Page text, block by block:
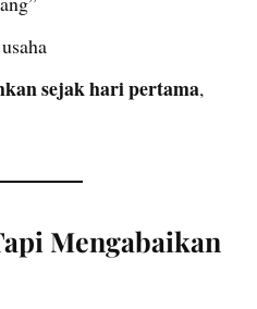
sejak hari pertama,
Mengabaikan